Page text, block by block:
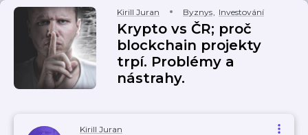
Kirill Juran Byznys, Investování
Krypto vs ČR; proč
blockchain projekty
trpí. Problémy a
nástrahy.
Kirill Juran